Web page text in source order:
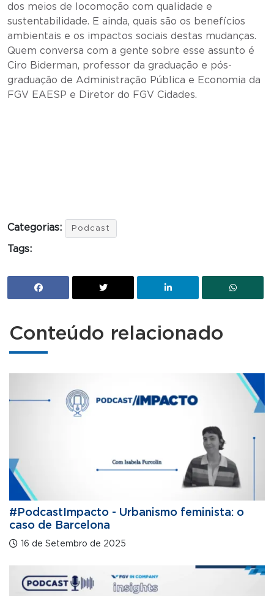
dos meios de locomoção com qualidade e
sustentabilidade. E ainda, quais são os benefícios
ambientais e os impactos sociais destas mudanças.
Quem conversa com a gente sobre esse assunto é
Ciro Biderman, professor da graduação e pós-
graduação de Administração Pública e Economia da
FGV EAESP e Diretor do FGV Cidades.
Categorias: Podcast
Tags:
Conteúdo relacionado
#PodcastImpacto - Urbanismo feminista: o
caso de Barcelona
16 de Setembro de 2025